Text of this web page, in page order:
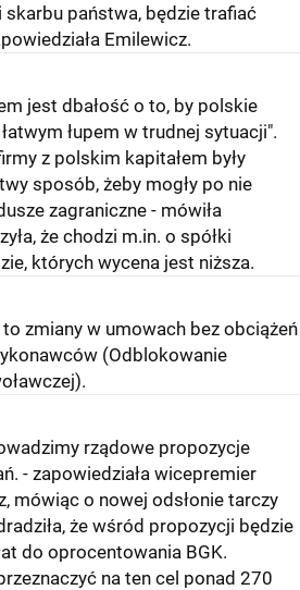
państwa, będzie trafiać
Emilewicz.
jest dbałość o to, by polskie
łupem w trudnej sytuacji".
z polskim kapitałem były
sposób, żeby mogły po nie
zagraniczne - mówiła
że chodzi m.in. o spółki
których wycena jest niższa.
zmiany w umowach bez obciążeń
(Odblokowanie
rządowe propozycje
- zapowiedziała wicepremier
mówiąc o nowej odsłonie tarczy
że wśród propozycji będzie
do oprocentowania BGK.
na ten cel ponad 270